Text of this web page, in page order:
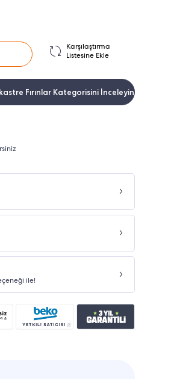
Karşılaştırma
Listesine Ekle
Fırınlar Kategorisini İnceleyin
ile!